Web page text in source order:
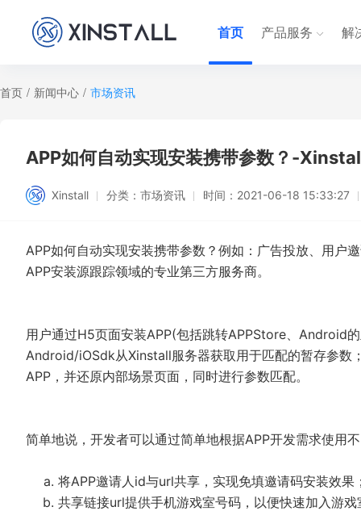
首页 产品服务 解
首页 / 新闻中心 / 市场资讯
APP如何自动实现安装携带参数？-
Xinstall 分类： 市场资讯 时间： 2021-06-18 15:33:27
APP如何自动实现安装携带参数？例如：广告投放、用户
APP安装源跟踪领域的专业第三方服务商。
用户通过H5页面安装APP(包括跳转APPStore、Android
Android/iOSdk从Xinstall服务器获取用于匹配的暂存参数
APP，并还原内部场景页面，同时进行参数匹配。
简单地说，开发者可以通过简单地根据APP开发需求使用
将APP邀请人id与url共享，实现免填邀请码安装效果
共享链接url提供手机游戏室号码，以便快速加入游戏